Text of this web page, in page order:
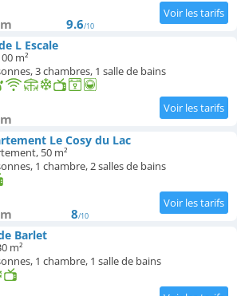
9.6/10
L Escale
m²
3 chambres, 1 salle de bains
Le Cosy du Lac
50 m²
1 chambre, 2 salles de bains
8/10
Barlet
m²
1 chambre, 1 salle de bains